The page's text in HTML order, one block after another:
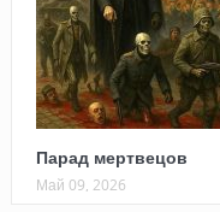
Парад мертвецов
Май 09, 2026